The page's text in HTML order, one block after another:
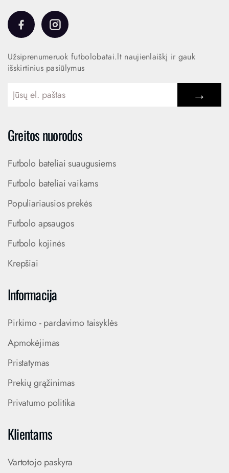
Užsiprenumeruok futbolobatai.lt naujienlaiškį ir gauk
išskirtinius pasiūlymus
→
Greitos nuorodos
Futbolo bateliai suaugusiems
Futbolo bateliai vaikams
Populiariausios prekės
Futbolo apsaugos
Futbolo kojinės
Krepšiai
Informacija
Pirkimo - pardavimo taisyklės
Apmokėjimas
Pristatymas
Prekių grąžinimas
Privatumo politika
Klientams
Vartotojo paskyra